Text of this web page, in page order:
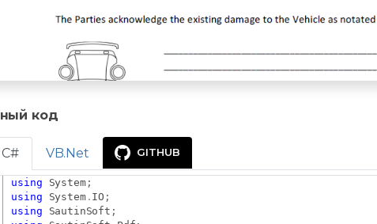
код
C# VB.Net GITHUB
using System;
using
System. IO ;
using
SautinSoft ;